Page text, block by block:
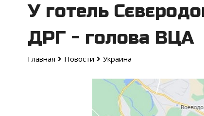
У готель
ДРГ - голова ВЦА
Главная Новости Украина